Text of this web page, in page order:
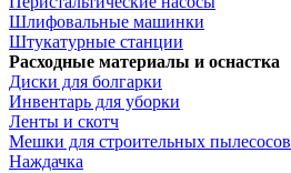
Шлифовальные машинки
Штукатурные станции
Расходные материалы и оснастка
Диски для болгарки
Инвентарь для уборки
Ленты и скотч
Мешки для строительных пылесосов
Наждачка